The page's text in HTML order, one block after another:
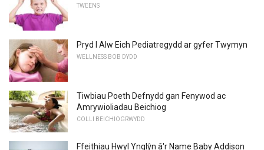
TWEENS
Pryd I Alw Eich Pediatregydd ar gyfer Twymyn
WELLNESS BOB DYDD
Tiwbiau Poeth Defnydd gan Fenywod ac
Amrywioliadau Beichiog
COLLI BEICHIOGRWYDD
Ffeithiau Hwyl Ynglŷn â'r Name Baby Addison